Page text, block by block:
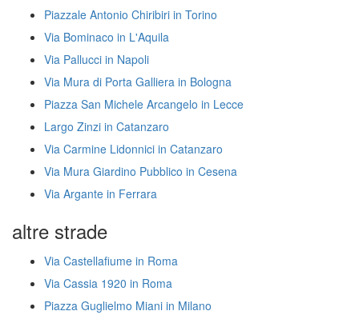
Piazzale Antonio Chiribiri in Torino
Via Bominaco in L'Aquila
Via Pallucci in Napoli
Via Mura di Porta Galliera in Bologna
Piazza San Michele Arcangelo in Lecce
Largo Zinzi in Catanzaro
Via Carmine Lidonnici in Catanzaro
Via Mura Giardino Pubblico in Cesena
Via Argante in Ferrara
altre strade
Via Castellafiume in Roma
Via Cassia 1920 in Roma
Piazza Guglielmo Miani in Milano